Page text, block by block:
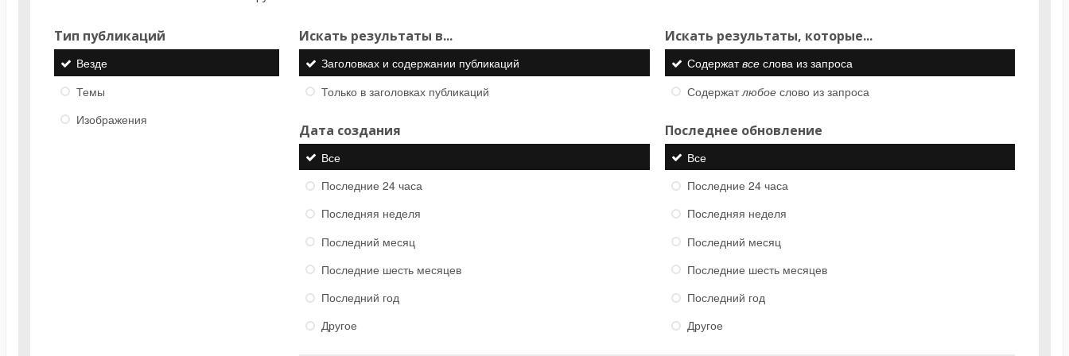
Тип публикаций
Везде
Темы
Изображения
Искать результаты в...
Заголовках и содержании публикаций
Только в заголовках публикаций
Искать результаты, которые...
Содержатвсеслова из запроса
Содержатлюбоеслово из запроса
Дата создания
Все
Последние 24 часа
Последняя неделя
Последний месяц
Последние шесть месяцев
Последний год
Другое
Последнее обновление
Все
Последние 24 часа
Последняя неделя
Последний месяц
Последние шесть месяцев
Последний год
Другое